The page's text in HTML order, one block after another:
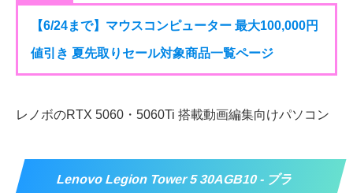
【6/24まで】マウスコンピューター 最大100,000円
値引き 夏先取りセール対象商品一覧ページ
レノボのRTX 5060・5060Ti 搭載動画編集向けパソコン
Lenovo Legion Tower 5 30AGB10 - ブラ